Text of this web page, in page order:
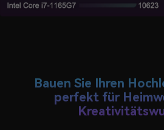
Bauen Sie Ihren
perfekt für